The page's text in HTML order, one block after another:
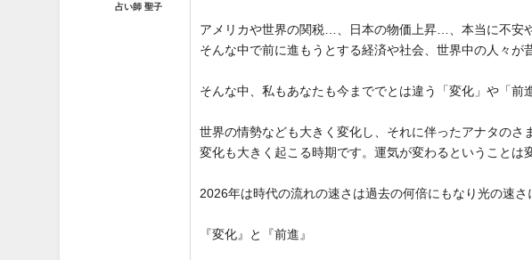
占い師 聖子
アメリカや世界の関税…、日本の物価上昇…、本当に不安
そんな中で前に進もうとする経済や社会、世界中の人々が
そんな中、私もあなたも今まででとは違う「変化」や「前
世界の情勢なども大きく変化し、それに伴ったアナタの
変化も大きく起こる時期です。運気が変わるということは
2026年は時代の流れの速さは過去の何倍にもなり光の速
『変化』と『前進』